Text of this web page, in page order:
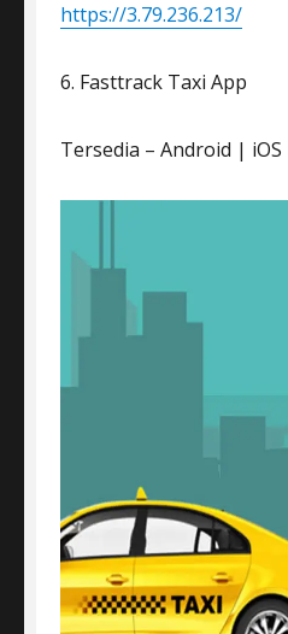
https://3.79.236.213/
6. Fasttrack Taxi App
Tersedia – Android | iOS